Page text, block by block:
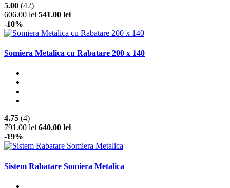
5.00 (42)
606.00 lei 541.00 lei
-10%
Somiera Metalica cu Rabatare 200 x 140
4.75 (4)
791.00 lei 640.00 lei
-19%
Sistem Rabatare Somiera Metalica